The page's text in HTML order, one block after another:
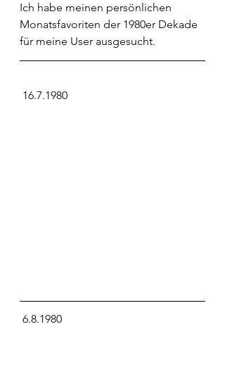
Ich habe meinen persönlichen
Monatsfavoriten der 1980er Dekade
für meine User ausgesucht.
16.7.1980
6.8.1980